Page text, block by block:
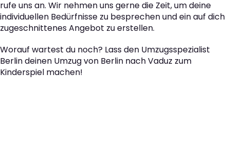
rufe uns an. Wir nehmen uns gerne die Zeit, um deine
individuellen Bedürfnisse zu besprechen und ein auf dich
zugeschnittenes Angebot zu erstellen.
Worauf wartest du noch? Lass den Umzugsspezialist
Berlin deinen Umzug von Berlin nach Vaduz zum
Kinderspiel machen!